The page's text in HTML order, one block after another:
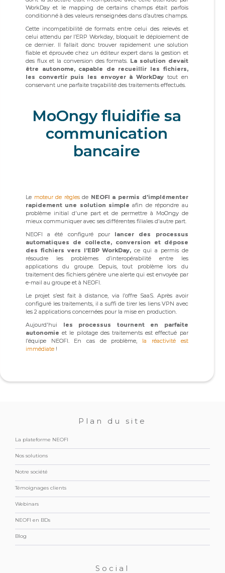
WorkDay et le mapping de certains champs était parfois
conditionné à des valeurs renseignées dans d’autres champs.
Cette incompatibilité de formats entre celui des relevés et
celui attendu par l’ERP Workday, bloquait le déploiement de
ce dernier. Il fallait donc trouver rapidement une solution
fiable et éprouvée chez un éditeur expert dans la gestion et
des flux et la conversion des formats. La solution devait
être autonome, capable de recueillir les fichiers,
les convertir puis les envoyer à WorkDay tout en
conservant une parfaite traçabilité des traitements effectués.
MoOngy fluidifie sa
communication
bancaire
Le moteur de règlesde NEOFI a permis d'implémenter
rapidement une solution simple afin de répondre au
problème initial d'une part et de permettre à MoOngy de
mieux communiquer avec ses différentes filiales d'autre part.
NEOFI a été configuré pourlancer des processus
automatiques de collecte, conversion et dépose
des fichiers vers l’ERP WorkDay, ce qui a permis de
résoudre les problèmes d’interopérabilité entre les
applications du groupe. Depuis, tout problème lors du
traitement des fichiers génère une alerte qui est envoyée par
e-mail au groupe et à NEOFI.
Le projet s’est fait à distance, via l’offre SaaS. Après avoir
configuré les traitements, il a suffi de tirer les liens VPN avec
les 2 applications concernées pour la mise en production.
Aujourd'hui
les processus tournent en parfaite
autonomie et le pilotage des traitements est effectué par
l’équipe NEOFI. En cas de problème, la réactivité est
immédiate !
Plan du site
La plateforme NEOFI
Nos solutions
Notre société
Témoignages clients
Webinars
NEOFI en BDs
Blog
Social